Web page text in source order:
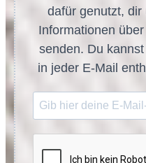
dafür genutzt,
Informationen
senden. Du
in jeder E-Mail